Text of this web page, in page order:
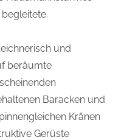
und
beräumte
Baracken und
Kränen
Gerüste